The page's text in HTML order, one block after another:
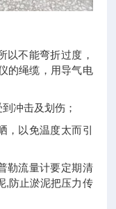
以不能弯折过度，
的绳缆，用导气电
冲击及划伤；
，以免温度太而引
勒流量计要定期清
,防止淤泥把压力传